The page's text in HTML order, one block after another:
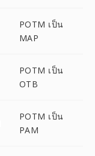
POTM เป็น
MAP
POTM เป็น
OTB
POTM เป็น
PAM